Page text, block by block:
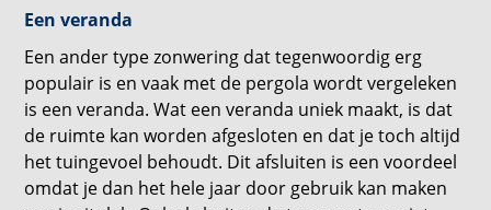
Een veranda
Een ander type zonwering dat tegenwoordig erg
populair is en vaak met de pergola wordt vergeleken
is een veranda. Wat een veranda uniek maakt, is dat
de ruimte kan worden afgesloten en dat je toch altijd
het tuingevoel behoudt. Dit afsluiten is een voordeel
omdat je dan het hele jaar door gebruik kan maken